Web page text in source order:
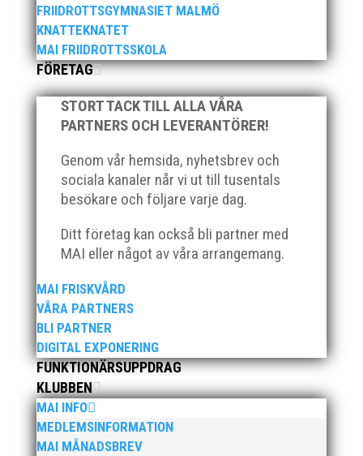
FRIIDROTTSGYMNASIET MALMÖ
KNATTEKNATET
MAI FRIIDROTTSSKOLA
FÖRETAG
STORT TACK TILL ALLA VÅRA
PARTNERS OCH LEVERANTÖRER!
Genom vår hemsida, nyhetsbrev och
sociala kanaler når vi ut till tusentals
besökare och följare varje dag.
Ditt företag kan också bli partner med
MAI eller något av våra arrangemang.
MAI FRISKVÅRD
VÅRA PARTNERS
BLI PARTNER
DIGITAL EXPONERING
FUNKTIONÄRSUPPDRAG
KLUBBEN
MAI INFO
MEDLEMSINFORMATION
MAI MÅNADSBREV
2025 innebar något av ett internationellt genombrott
för MAI:s kulstötare Wictor Petersson. Året gav
svenskt rekord, EM-silver inomhus, dessutom sexa på
VM inomhus och elva på VM ute i somras. Och en
stark tro på framtiden efter några motiga år när inte
så mycket hänt...
När Friidrottssverige samlades för fest gick en av
utmärkelserna till MAI och Kalvinknatet – Lasses
skötebarn i alla år. MAI-delegationen fick ta emot
priset ”Årets pulshöjare”, och bland annat fanns
ordförande Fredrik Wennolf på plats för att ta emot
hyllningarna. –...